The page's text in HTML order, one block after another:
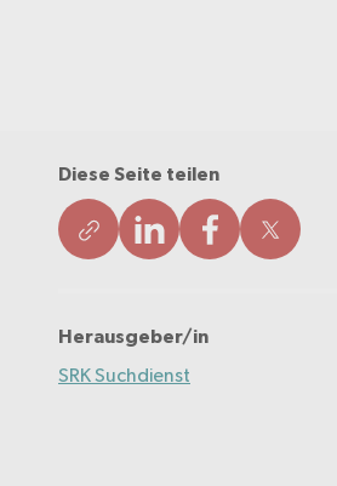
Diese Seite teilen
Herausgeber/in
SRK Suchdienst